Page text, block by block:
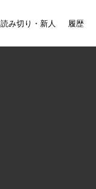
読み切り・新人 履歴